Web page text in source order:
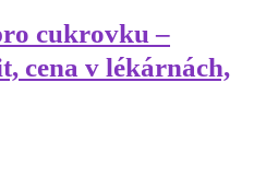
cukrovku –
cena v lékárnách,